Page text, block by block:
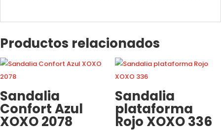
Productos relacionados
Sandalia
Confort Azul
XOXO 2078
Sandalia
plataforma
Rojo XOXO 336